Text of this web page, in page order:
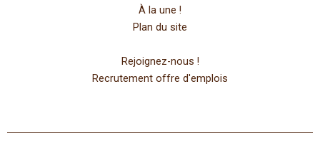
À la une !
Plan du site
Rejoignez-nous !
Recrutement offre d'emplois